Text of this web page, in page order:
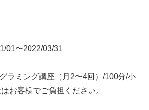
01〜2022/03/31
ラミング講座（月2〜4回）/100分/小
お客様でご負担ください。